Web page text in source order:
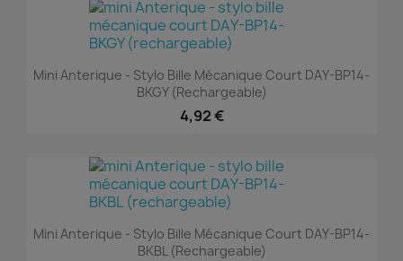
Mini Anterique - Stylo Bille Mécanique Court DAY-BP14-
BKGY (rechargeable)
4,92 €
Mini Anterique - Stylo Bille Mécanique Court DAY-BP14-
BKBL (rechargeable)